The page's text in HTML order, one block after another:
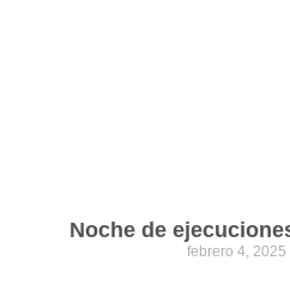
Noche de
febrero 4, 2025